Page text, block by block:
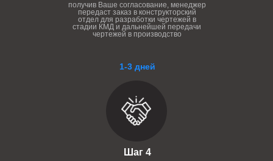
1-3 дней
Шаг 4
получив Ваше согласование, менеджер
передаст заказ в конструкторский
отдел для разработки чертежей в
стадии КМД и дальнейшей передачи
чертежей в производство